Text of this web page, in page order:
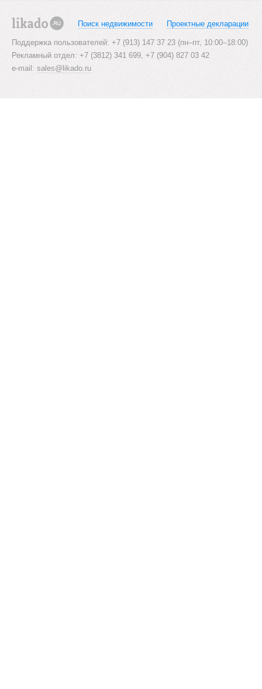
Поиск недвижимости Проектные декларации
Поддержка пользователей: +7 (913) 147 37 23 (пн–пт, 10:00–18:00)
Рекламный отдел: +7 (3812) 341 699, +7 (904) 827 03 42
e-mail: sales@likado.ru